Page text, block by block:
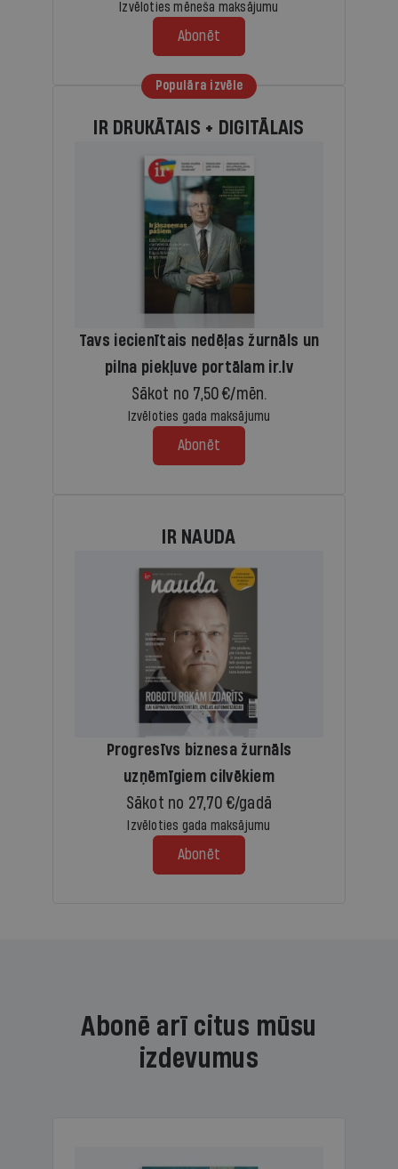
Izvēloties mēneša maksājumu
Abonēt
Populāra izvēle
IR DRUKĀTAIS + DIGITĀLAIS
Tavs iecienītais nedēļas žurnāls un
pilna piekļuve portālam ir.lv
Sākot no 7,50 €/mēn.
Izvēloties gada maksājumu
Abonēt
IR NAUDA
Progresīvs biznesa žurnāls
uzņēmīgiem cilvēkiem
Sākot no 27,70 €/gadā
Izvēloties gada maksājumu
Abonēt
Abonē arī citus mūsu
izdevumus